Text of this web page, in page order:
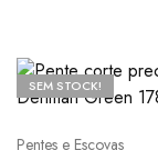
SEM STOCK!
Pentes e Escovas